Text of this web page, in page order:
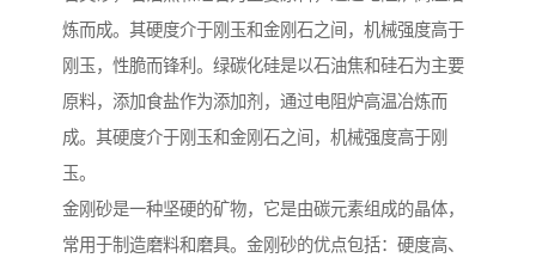
炼而成。其硬度介于刚玉和金刚石之间，机械强度高于
刚玉，性脆而锋利。绿碳化硅是以石油焦和硅石为主要
原料，添加食盐作为添加剂，通过电阻炉高温冶炼而
成。其硬度介于刚玉和金刚石之间，机械强度高于刚
玉。
金刚砂是一种坚硬的矿物，它是由碳元素组成的晶体，
常用于制造磨料和磨具。金刚砂的优点包括：硬度高、